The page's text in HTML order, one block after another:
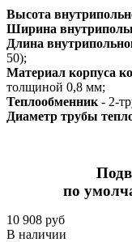
Высота
Ширина
Длина
50);
Материал корпуса
толщиной 0,8 мм;
Теплообменник - 2-
Диаметр трубы
по
10 908 руб
В наличии